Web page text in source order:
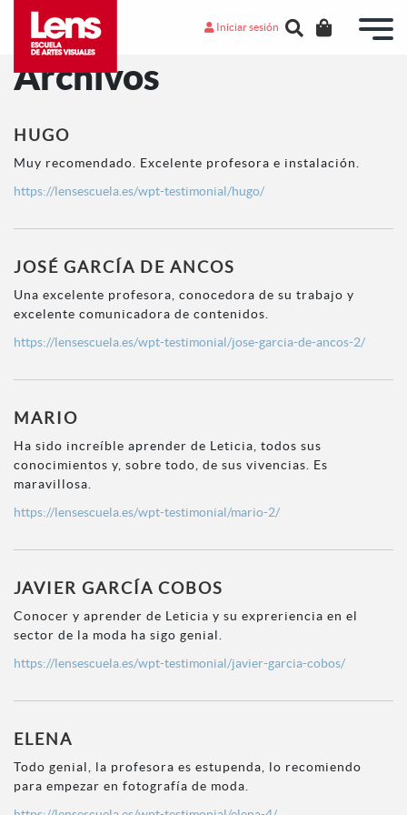
Iniciar sesión
Archivos
HUGO
Muy recomendado. Excelente profesora e instalación.
https://lensescuela.es/wpt-testimonial/hugo/
JOSÉ GARCÍA DE ANCOS
Una excelente profesora, conocedora de su trabajo y
excelente comunicadora de contenidos.
https://lensescuela.es/wpt-testimonial/jose-garcia-de-ancos-2/
MARIO
Ha sido increíble aprender de Leticia, todos sus
conocimientos y, sobre todo, de sus vivencias. Es
maravillosa.
https://lensescuela.es/wpt-testimonial/mario-2/
JAVIER GARCÍA COBOS
Conocer y aprender de Leticia y su expreriencia en el
sector de la moda ha sigo genial.
https://lensescuela.es/wpt-testimonial/javier-garcia-cobos/
ELENA
Todo genial, la profesora es estupenda, lo recomiendo
para empezar en fotografía de moda.